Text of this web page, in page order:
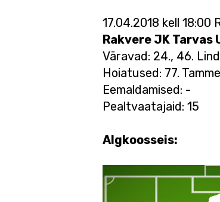
17.04.2018 kell
Rakvere JK Tarvas
Väravad: 24., 46.
Hoiatused: 77. Tamme
Eemaldamised: -
Pealtvaatajaid: 15
Algkoosseis: